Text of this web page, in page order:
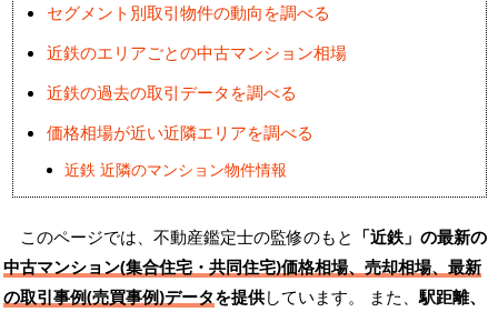
セグメント別取引物件の動向を調べる
近鉄のエリアごとの中古マンション相場
近鉄の過去の取引データを調べる
価格相場が近い近隣エリアを調べる
近鉄 近隣のマンション物件情報
このページでは、不動産鑑定士の監修のもと 「近鉄」の最新の
中古マンション(集合住宅・共同住宅)価格相場、売却相場、最新
の取引事例(売買事例)データを提供しています。 また、駅距離、